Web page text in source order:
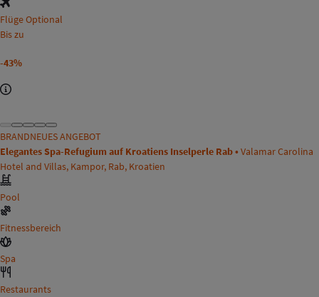
Flüge Optional
Bis zu
-43%
BRANDNEUES ANGEBOT
Elegantes Spa-Refugium auf Kroatiens Inselperle Rab • Valamar Carolina
Hotel and Villas, Kampor, Rab, Kroatien
Pool
Fitnessbereich
Spa
Restaurants